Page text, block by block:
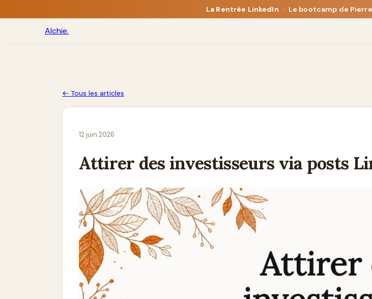
La Rentrée LinkedIn · Le bootcamp de
Alchie.
← Tous les articles
12 juin 2026
Attirer des investisseurs via posts